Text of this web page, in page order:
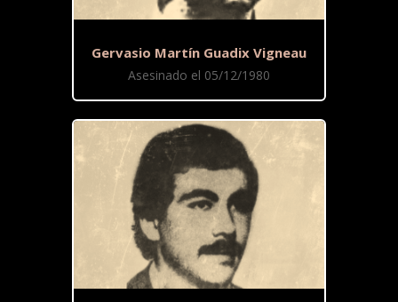
Gervasio Martín Guadix Vigneau
Asesinado el 05/12/1980